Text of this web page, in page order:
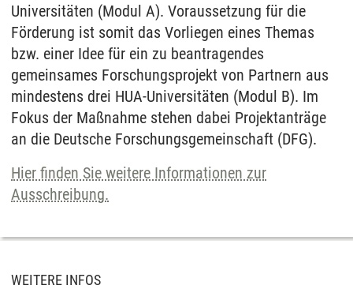
Universitäten (Modul A). Voraussetzung für die
Förderung ist somit das Vorliegen eines Themas
bzw. einer Idee für ein zu beantragendes
gemeinsames Forschungsprojekt von Partnern aus
mindestens drei HUA-Universitäten (Modul B). Im
Fokus der Maßnahme stehen dabei Projektanträge
an die Deutsche Forschungsgemeinschaft (DFG).
Hier finden Sie weitere Informationen zur
Ausschreibung.
WEITERE INFOS